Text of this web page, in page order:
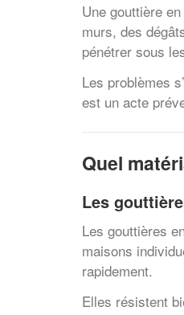
Une gouttière
murs, des
pénétrer sous
Les problèmes
est un acte
Quel
Les
Les gouttières
maisons
rapidement.
Elles résistent